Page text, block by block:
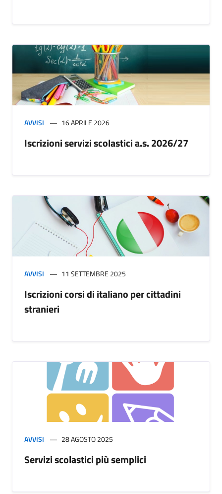
AVVISI 16 APRILE 2026
Iscrizioni servizi scolastici a.s. 2026/27
AVVISI 11 SETTEMBRE 2025
Iscrizioni corsi di italiano per cittadini
stranieri
AVVISI 28 AGOSTO 2025
Servizi scolastici più semplici